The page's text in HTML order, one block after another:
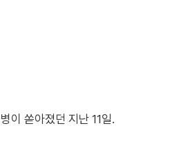
이 쏟아졌던 지난 11일.